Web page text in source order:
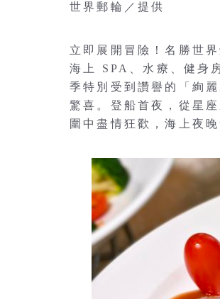
世界郵輪／提供
立即展開冒險！名勝世
海上 SPA、水療、健身
季特別受到讚譽的「絢
驚喜。登船首夜，從星
圍中盡情狂歡，海上夜晚